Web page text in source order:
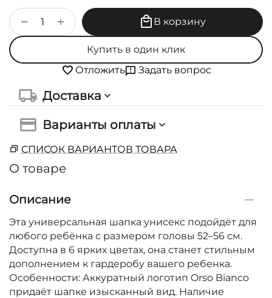
+
− В корзину
Купить в один клик
Отложить
Задать вопрос
Доставка
Варианты оплаты
СПИСОК ВАРИАНТОВ ТОВАРА
О товаре
Описание
Эта универсальная шапка унисекс подойдёт для
любого ребёнка с размером головы 52–56 см.
Доступна в 6 ярких цветах, она станет стильным
дополнением к гардеробу вашего ребенка.
Особенности: Аккуратный логотип Orso Bianco
придаёт шапке изысканный вид. Наличие